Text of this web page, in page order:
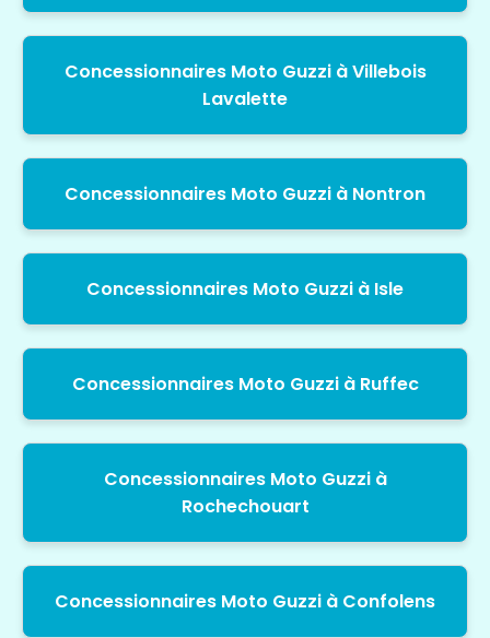
Concessionnaires Moto Guzzi à Villebois
Lavalette
Concessionnaires Moto Guzzi à Nontron
Concessionnaires Moto Guzzi à Isle
Concessionnaires Moto Guzzi à Ruffec
Concessionnaires Moto Guzzi à
Rochechouart
Concessionnaires Moto Guzzi à Confolens